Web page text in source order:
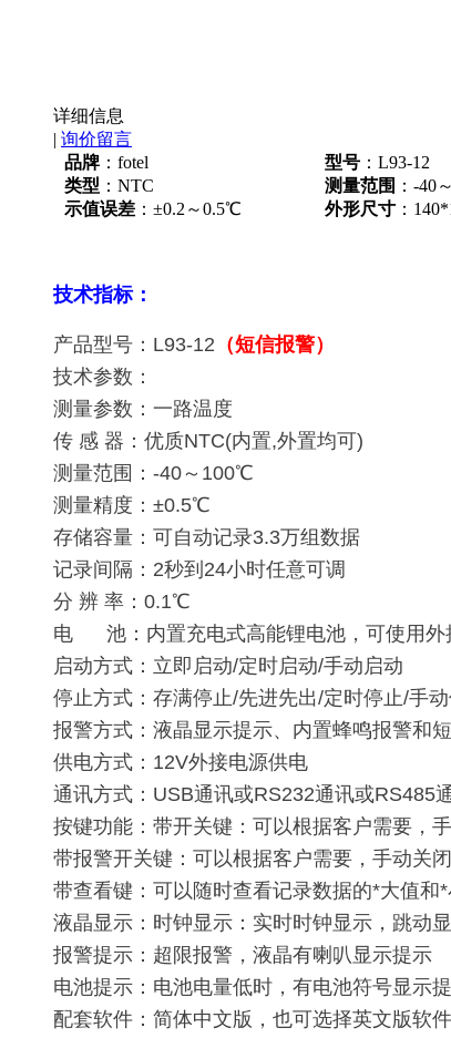
详细信息
| 询价留言
品牌 ：fotel 型号 ：L93-12
类型 ：NTC 测量范围 ：-40
示值误差 ：±0.2～0.5℃ 外形尺寸 ：
技术指标：
产品型号：L93-12 （短信报警）
技术参数：
测量参数：一路温度
传 感 器：优质NTC(内置,外置均可)
测量范围：-40～100℃
测量精度：±0.5℃
存储容量：可自动记录3.3万组数据
记录间隔：2秒到24小时任意可调
分 辨 率：0.1℃
电 池：内置充电式高能锂电池，可使用外
启动方式：立即启动/定时启动/手动启动
停止方式：存满停止/先进先出/定时停止/手
报警方式：液晶显示提示、内置蜂鸣报警和
供电方式：12V外接电源供电
通讯方式：USB通讯或RS232通讯或RS485
按键功能：带开关键：可以根据客户需要，
带报警开关键：可以根据客户需要，手动关
带查看键：可以随时查看记录数据的*大值和
液晶显示：时钟显示：实时时钟显示，跳动
报警提示：超限报警，液晶有喇叭显示提示
电池提示：电池电量低时，有电池符号显示
配套软件：简体中文版，也可选择英文版软